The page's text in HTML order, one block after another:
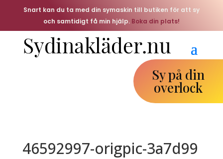
Snart kan du ta med din symaskin till butiken för att sy
och samtidigt få min hjälp. Boka din plats!
Sy på din
overlock
46592997-origpic-3a7d99